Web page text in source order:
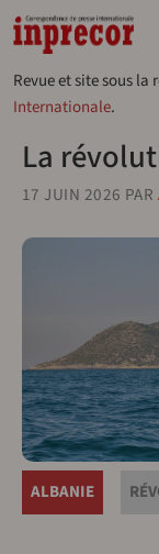
Aller au contenu
Revue et site sous
Internationale.
La
17 JUIN 2026 PAR
ALBANIE